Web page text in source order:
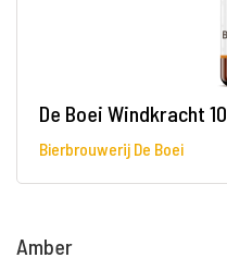
De Boei Windkracht 10
Bierbrouwerij De Boei
Amber